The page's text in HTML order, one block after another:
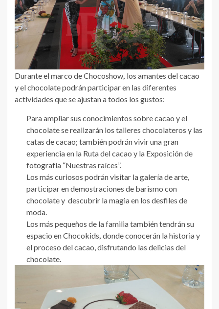
Durante el marco de Chocoshow los amantes del cacao
y el chocolate podránparticipar en las diferentes
actividades que se ajustan a todos los gustos:
Para ampliar sus conocimientos sobre cacao y el
chocolate se realizarán los talleres chocolateros y las
catas de cacao; también podrán vivir una gran
experiencia en la Ruta del cacao y la Exposición de
fotografía “Nuestras raíces”.
Los más curiosos podrán visitar la galería de arte,
participar en demostraciones de barismo con
chocolate y descubrir la magia en los desfiles de
moda.
Los más pequeños de la familia también tendrán su
espacio en Chocokids donde conocerán la historia y
el proceso del cacao, disfrutando las delicias del
chocolate.